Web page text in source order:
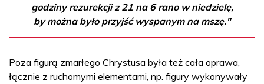
godziny rezurekcji z 21 na 6 rano w niedzielę,
by można było przyjść wyspanym na mszę."
Poza figurą zmarłego Chrystusa była też cała oprawa,
łącznie z ruchomymi elementami, np. figury wykonywały